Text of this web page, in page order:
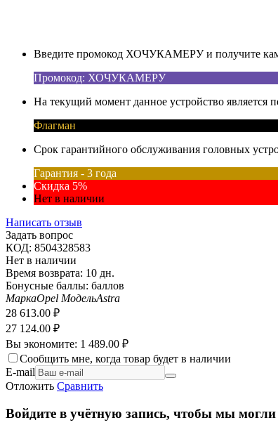
Введите промокод ХОЧУКАМЕРУ и получите
Промокод: ХОЧУКАМЕРУ
На текущий момент данное устройство является
Флагман
Срок гарантийного обслуживания головных
Гарантия - 3 года
Скидка 5%
Нет в наличии
Написать отзыв
Задать вопрос
КОД: 8504328583
Нет в наличии
Время возврата: 10 дн.
Бонусные баллы: баллов
МаркаOpel МодельAstra
28 613.00 ₽
27 124.00 ₽
Вы экономите: 1 489.00 ₽
Сообщить мне, когда товар будет в наличии
E-mail
Отложить Сравнить
Войдите в учётную запись, чтобы мы могли